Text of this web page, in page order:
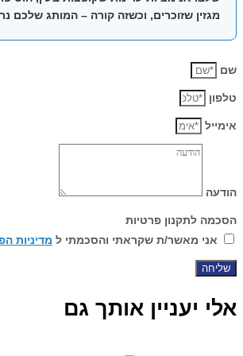
מגזין שזוכרים, וכשזה קורה – המותג שלכם
שם
טלפון
אימייל
הודעה
הסכמה לתקנון פרטיות
אני מאשר/ת שקראתי והסכמתי ל מדיניות
שליחה
אלי יעניין אותך גם